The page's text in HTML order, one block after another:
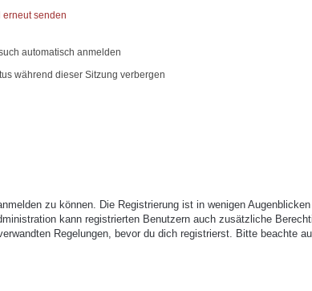
erneut senden
automatisch anmelden
während dieser Sitzung verbergen
zu können. Die Registrierung ist in wenigen
kann registrierten Benutzern auch zusätzliche
Regelungen, bevor du dich registrierst. Bitte beachte